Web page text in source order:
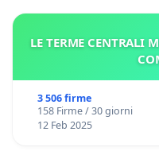
LE TERME CENTRALI
3 506 firme
158 Firme / 30 giorni
12 Feb 2025